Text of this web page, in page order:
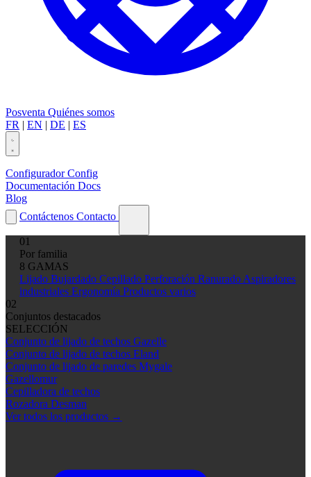
Posventa Quiénes somos
FR | EN | DE | ES
Configurador Config
Documentación Docs
Blog
Contáctenos Contacto
01
Por familia
8 GAMAS
Lijado Bujardado Cepillado Perforación Ranurado Aspiradores
industriales Ergonomía Productos varios
02
Conjuntos destacados
SELECCIÓN
Conjunto de lijado de techos Gazelle
Conjunto de lijado de techos Eland
Conjunto de lijado de paredes Mygale
Gazellomur
Cepilladora de techos
Rozadora Desman
Ver todos los productos →